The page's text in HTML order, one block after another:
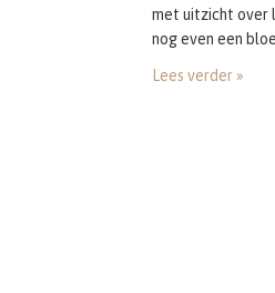
met uitzicht over
nog even een
Lees verder »